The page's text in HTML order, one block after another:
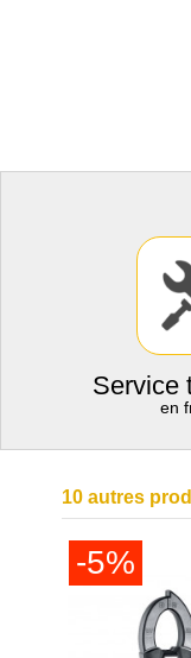
Service
en
10 autres
-5%